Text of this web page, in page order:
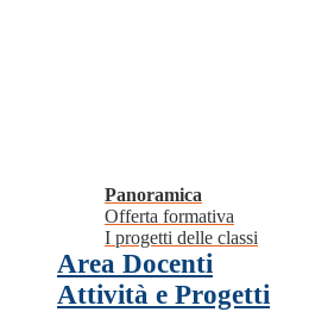
Panoramica
Offerta formativa
I progetti delle classi
Area Docenti
Attività e Progetti